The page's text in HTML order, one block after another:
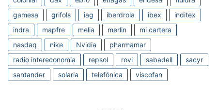
gamesa
grifols iag iberdrola ibex
inditex
indra
mapfre melia merlin
mi cartera
nasdaq
nike Nvidia
pharmamar
radio intereconomia
repsol rovi sabadell
sacyr
santander
solaria telefónica viscofan